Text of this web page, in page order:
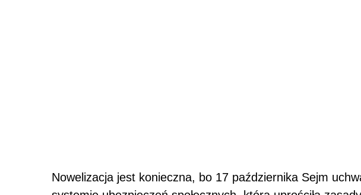
Nowelizacja jest konieczna, bo 17 października Sejm